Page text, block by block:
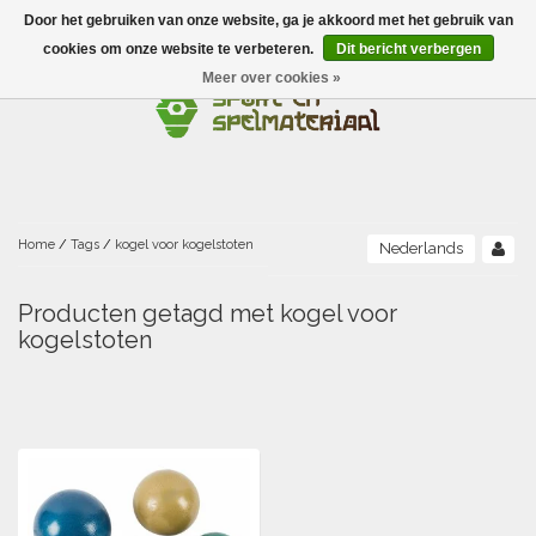
Menu
Foamballen met huid
Foamballen gecoat
Luchtgevulde ballen
Bouwen/constructie
Gezelschapsspellen
Buitenspelen
Jongleren-circusmateriaal
Zwemmen en Waterpret
Accessoires/opbergen
Fluiten
Opbergen
Beweging/motoriek/coördinatie
Fijne motoriek/tastbaar
Speciale educatie
Sporten A-Z
Basketbal
Ecologische Verantwoord Materiaal
Home / Tags / kogel voor kogelstoten Nederlands
Producten getagd met kogel voor
kogelstoten
Door het gebruiken van onze website, ga je akkoord met het gebruik van
cookies om onze website te verbeteren.
Dit bericht verbergen
Meer over cookies »